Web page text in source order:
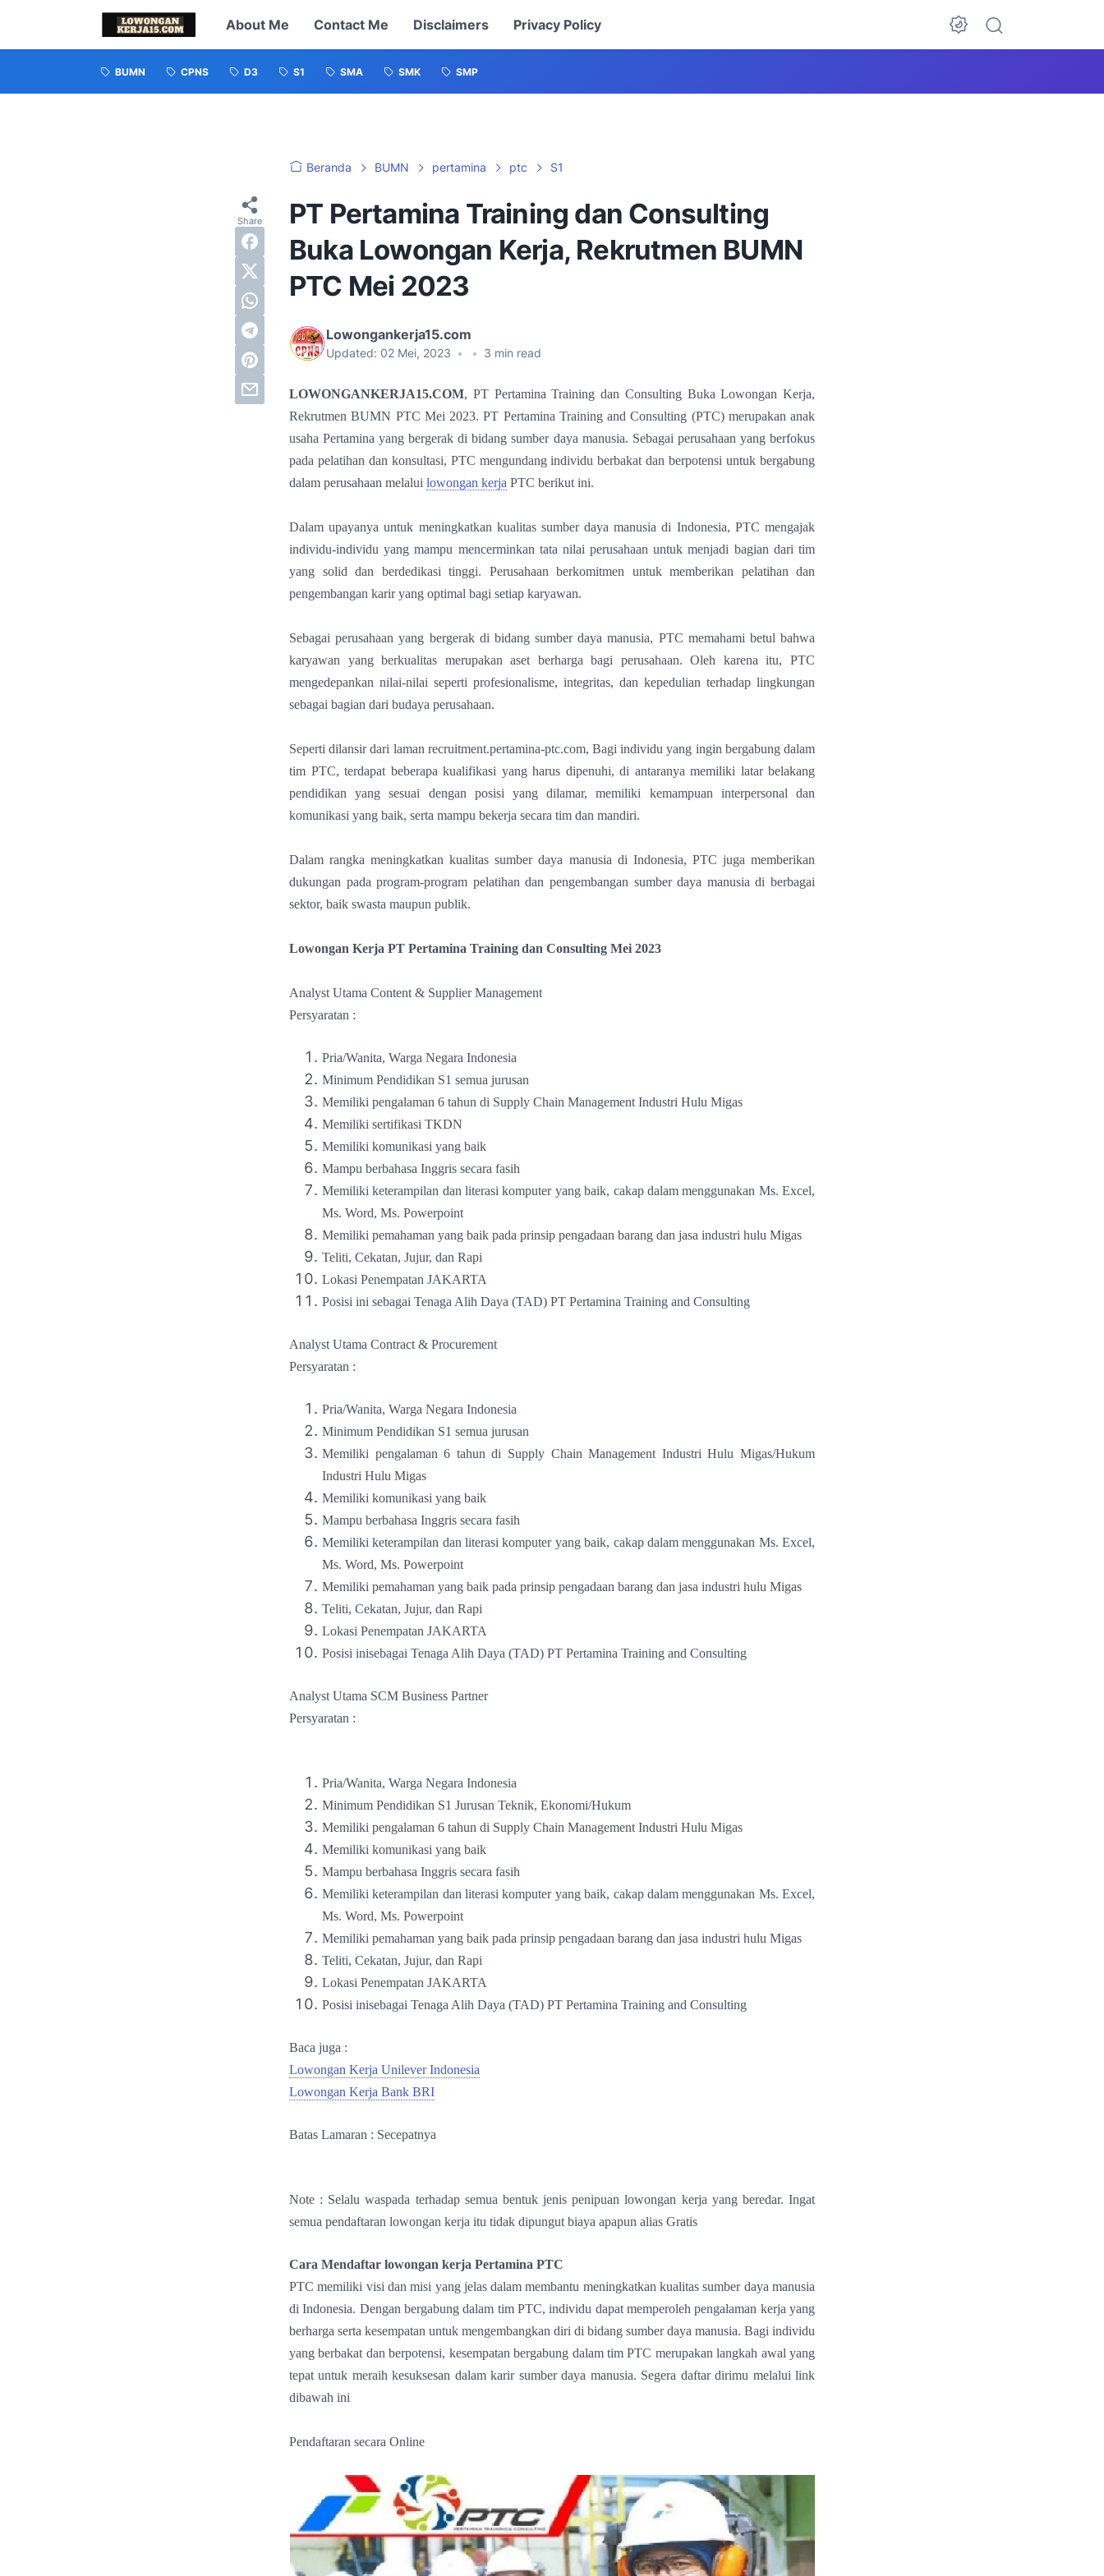
About Me Contact Me Disclaimers Privacy Policy
BUMN CPNS D3 S1 SMA SMK SMP
Beranda BUMN pertamina ptc S1
PT Pertamina Training dan Consulting
Buka Lowongan Kerja, Rekrutmen BUMN
PTC Mei 2023
Lowongankerja15.com
Updated: 02 Mei, 2023 • • 3 min read
LOWONGANKERJA15.COM, PT Pertamina Training dan Consulting Buka Lowongan Kerja,
Rekrutmen BUMN PTC Mei 2023. PT Pertamina Training and Consulting (PTC) merupakan anak
usaha Pertamina yang bergerak di bidang sumber daya manusia. Sebagai perusahaan yang berfokus
pada pelatihan dan konsultasi, PTC mengundang individu berbakat dan berpotensi untuk bergabung
dalam perusahaan melalui lowongan kerja PTC berikut ini.
Dalam upayanya untuk meningkatkan kualitas sumber daya manusia di Indonesia, PTC mengajak
individu-individu yang mampu mencerminkan tata nilai perusahaan untuk menjadi bagian dari tim
yang solid dan berdedikasi tinggi. Perusahaan berkomitmen untuk memberikan pelatihan dan
pengembangan karir yang optimal bagi setiap karyawan.
Sebagai perusahaan yang bergerak di bidang sumber daya manusia, PTC memahami betul bahwa
karyawan yang berkualitas merupakan aset berharga bagi perusahaan. Oleh karena itu, PTC
mengedepankan nilai-nilai seperti profesionalisme, integritas, dan kepedulian terhadap lingkungan
sebagai bagian dari budaya perusahaan.
Seperti dilansir dari laman recruitment.pertamina-ptc.com,Bagi individu yang ingin bergabung dalam
tim PTC, terdapat beberapa kualifikasi yang harus dipenuhi, di antaranya memiliki latar belakang
pendidikan yang sesuai dengan posisi yang dilamar, memiliki kemampuan interpersonal dan
komunikasi yang baik, serta mampu bekerja secara tim dan mandiri.
Dalam rangka meningkatkan kualitas sumber daya manusia di Indonesia, PTC juga memberikan
dukungan pada program-program pelatihan dan pengembangan sumber daya manusia di berbagai
sektor, baik swasta maupun publik.
Lowongan Kerja PT Pertamina Training dan Consulting Mei 2023
Analyst Utama Content & Supplier Management
Persyaratan :
Pria/Wanita, Warga Negara Indonesia
Minimum Pendidikan S1 semua jurusan
Memiliki pengalaman 6 tahun di Supply Chain Management Industri Hulu Migas
Memiliki sertifikasi TKDN
Memiliki komunikasi yang baik
Mampu berbahasa Inggris secara fasih
Memiliki keterampilan dan literasi komputer yang baik, cakap dalam menggunakan Ms. Excel,
Ms. Word, Ms. Powerpoint
Memiliki pemahaman yang baik pada prinsip pengadaan barang dan jasa industri hulu Migas
Teliti, Cekatan, Jujur, dan Rapi
Lokasi Penempatan JAKARTA
Posisi ini sebagai Tenaga Alih Daya (TAD) PT Pertamina Training and Consulting
Analyst Utama Contract & Procurement
Persyaratan :
Pria/Wanita, Warga Negara Indonesia
Minimum Pendidikan S1 semua jurusan
Memiliki pengalaman 6 tahun di Supply Chain Management Industri Hulu Migas/Hukum
Industri Hulu Migas
Memiliki komunikasi yang baik
Mampu berbahasa Inggris secara fasih
Memiliki keterampilan dan literasi komputer yang baik, cakap dalam menggunakan Ms. Excel,
Ms. Word, Ms. Powerpoint
Memiliki pemahaman yang baik pada prinsip pengadaan barang dan jasa industri hulu Migas
Teliti, Cekatan, Jujur, dan Rapi
Lokasi Penempatan JAKARTA
Posisi inisebagai Tenaga Alih Daya (TAD) PT Pertamina Training and Consulting
Analyst Utama SCM Business Partner
Persyaratan :
Pria/Wanita, Warga Negara Indonesia
Minimum Pendidikan S1 Jurusan Teknik, Ekonomi/Hukum
Memiliki pengalaman 6 tahun di Supply Chain Management Industri Hulu Migas
Memiliki komunikasi yang baik
Mampu berbahasa Inggris secara fasih
Memiliki keterampilan dan literasi komputer yang baik, cakap dalam menggunakan Ms. Excel,
Ms. Word, Ms. Powerpoint
Memiliki pemahaman yang baik pada prinsip pengadaan barang dan jasa industri hulu Migas
Teliti, Cekatan, Jujur, dan Rapi
Lokasi Penempatan JAKARTA
Posisi inisebagai Tenaga Alih Daya (TAD) PT Pertamina Training and Consulting
Baca juga :
Lowongan Kerja Unilever Indonesia
Lowongan Kerja Bank BRI
Batas Lamaran : Secepatnya
Note : Selalu waspada terhadap semua bentuk jenis penipuan lowongan kerja yang beredar. Ingat
semua pendaftaran lowongan kerja itu tidak dipungut biaya apapun alias Gratis
Cara Mendaftar lowongan kerja Pertamina PTC
PTC memiliki visi dan misi yang jelas dalam membantu meningkatkan kualitas sumber daya manusia
di Indonesia. Dengan bergabung dalam tim PTC, individu dapat memperoleh pengalaman kerja yang
berharga serta kesempatan untuk mengembangkan diri di bidang sumber daya manusia. Bagi individu
yang berbakat dan berpotensi, kesempatan bergabung dalam tim PTC merupakan langkah awal yang
tepat untuk meraih kesuksesan dalam karir sumber daya manusia. Segera daftar dirimu melalui link
dibawah ini
Pendaftaran secara Online